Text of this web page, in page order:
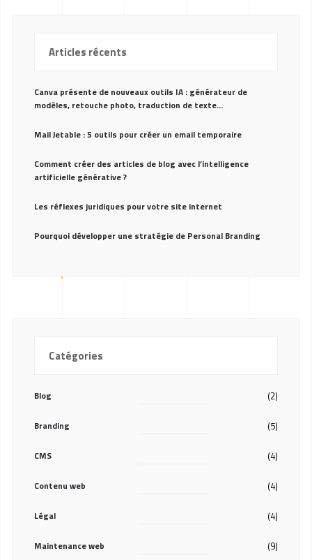
Articles récents
Canva présente de nouveaux outils IA : générateur de
modèles, retouche photo, traduction de texte…
Mail Jetable : 5 outils pour créer un email temporaire
Comment créer des articles de blog avec l’intelligence
artificielle générative ?
Les réflexes juridiques pour votre site internet
Pourquoi développer une stratégie de Personal Branding
Catégories
Blog (2)
Branding (5)
CMS (4)
Contenu web (4)
Légal (4)
Maintenance web (9)